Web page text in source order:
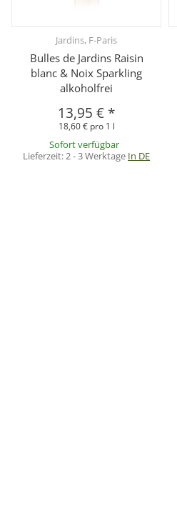
Jardins, F-Paris
Bulles de Jardins Raisin
blanc & Noix Sparkling
alkoholfrei
13,95 € *
18,60 € pro 1 l
Sofort verfügbar
Lieferzeit:2 - 3 Werktage In DE